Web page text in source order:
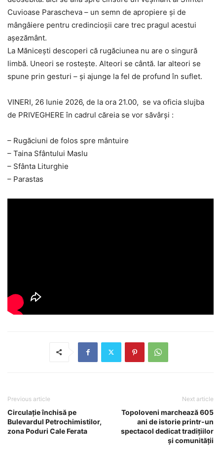
Cuvioase Parascheva – un semn de apropiere și de
mângâiere pentru credincioșii care trec pragul acestui
așezământ.
La Mănicești descoperi că rugăciunea nu are o singură
limbă. Uneori se rostește. Alteori se cântă. Iar alteori se
spune prin gesturi – și ajunge la fel de profund în suflet.
VINERI, 26 Iunie 2026, de la ora 21.00, se va oficia slujba
de PRIVEGHERE în cadrul căreia se vor săvârși :
– Rugăciuni de folos spre mântuire
– Taina Sfântului Maslu
– Sfânta Liturghie
– Parastas
Previous article
Circulație închisă pe
Bulevardul Petrochimistilor,
zona Poduri Cale Ferata
Next article
Topoloveni marchează 605
ani de istorie printr-un
spectacol dedicat tradițiilor
și comunității